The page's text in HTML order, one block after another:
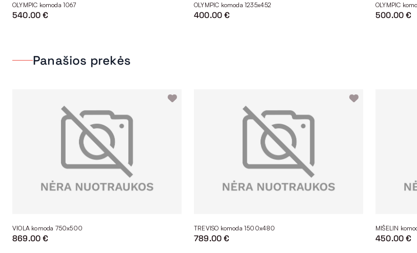
OLYMPIC komoda 1067
540.00 €
OLYMPIC komoda 1235x452
400.00 €
OLYMPIC
500.00 €
Panašios prekės
VIOLA komoda 750x500
869.00 €
TREVISO komoda 1500x480
789.00 €
MIŠELIN
450.00 €